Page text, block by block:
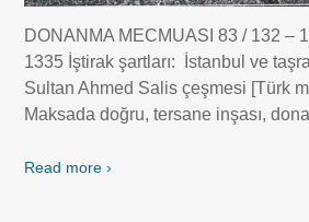
DONANMA MECMUASI 83 / 132 –
1335 İştirak şartları: İstanbul ve
Sultan Ahmed Salis çeşmesi [Türk
Maksada doğru, tersane inşası,
Read more ›